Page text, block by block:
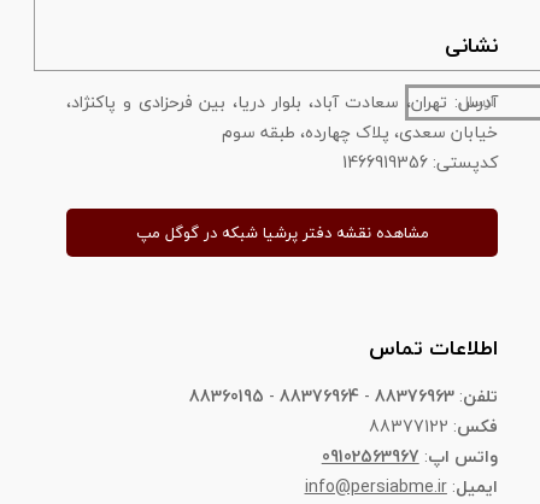
ارسال
نشانی
آدرس: تهران، سعادت آباد، بلوار دریا، بین فرحزادی و پاکنژاد،
خیابان سعدی، پلاک چهارده، طبقه سوم
​​​​​​​کدپستی: 1466919356
مشاهده نقشه دفتر پرشیا شبکه در گوگل مپ
تلفن:
88376963
-
88376964
-
88360195
فکس: 88377122
واتس اپ:
09102563967
ایمیل:
info@persiabme.ir
اطلاعات تماس